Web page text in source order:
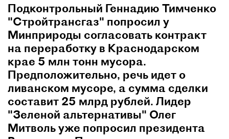
Подконтрольный Геннадию Тимченко
"Стройтрансгаз" попросил у
Минприроды согласовать контракт
на переработку в Краснодарском
крае 5 млн тонн мусора.
Предположительно, речь идет о
ливанском мусоре, а сумма сделки
составит 25 млрд рублей. Лидер
"Зеленой альтернативы" Олег
Митволь уже попросил президента